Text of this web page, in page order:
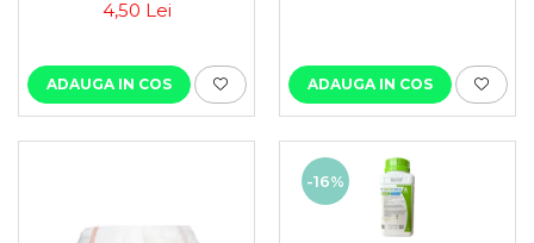
4,50 Lei
ADAUGA IN COS ADAUGA IN COS
-16%